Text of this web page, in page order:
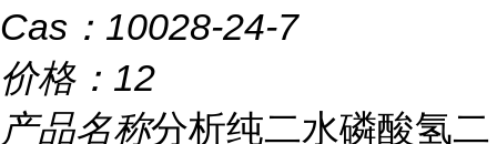
Cas： 10028-24-7
价格： 12
产品名称分析纯二水磷酸氢二